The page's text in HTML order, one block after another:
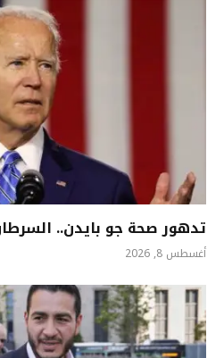
تدهور صحة جو بايدن..
أغسطس 8, 2026